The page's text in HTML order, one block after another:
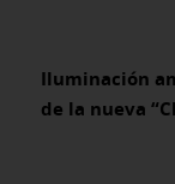
Activities in
Iluminación
de la nueva